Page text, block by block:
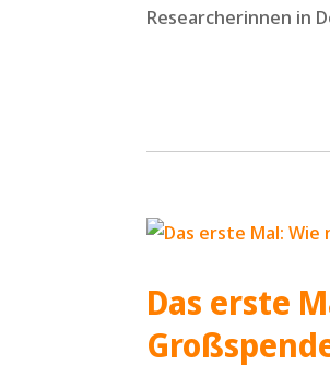
Researcherinnen in
Das erste